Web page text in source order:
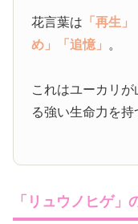
花言葉は 「再生」
め」
「追憶」 。
これはユーカリ
る強い生命力を持
「リュウノヒゲ」